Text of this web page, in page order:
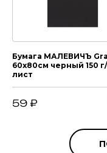
Бумага МАЛЕВИЧЪ
60х80см черный 150
лист
59 ₽